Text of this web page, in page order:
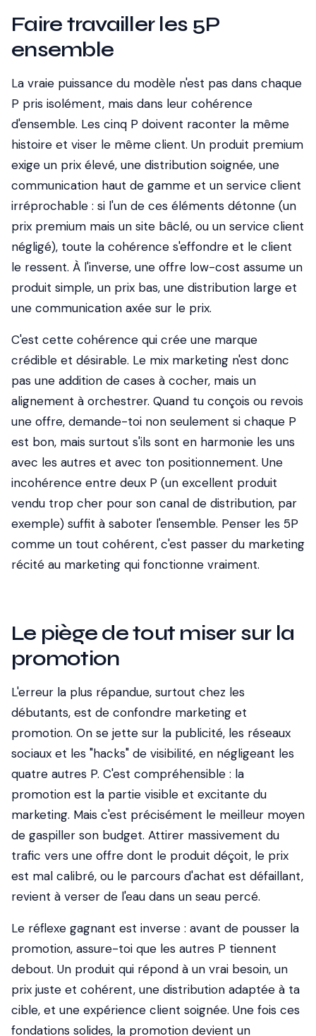
Faire travailler les 5P
ensemble
La vraie puissance du modèle n'est pas dans chaque
P pris isolément, mais dans leur cohérence
d'ensemble. Les cinq P doivent raconter la même
histoire et viser le même client. Un produit premium
exige un prix élevé, une distribution soignée, une
communication haut de gamme et un service client
irréprochable : si l'un de ces éléments détonne (un
prix premium mais un site bâclé, ou un service client
négligé), toute la cohérence s'effondre et le client
le ressent. À l'inverse, une offre low-cost assume un
produit simple, un prix bas, une distribution large et
une communication axée sur le prix.
C'est cette cohérence qui crée une marque
crédible et désirable. Le mix marketing n'est donc
pas une addition de cases à cocher, mais un
alignement à orchestrer. Quand tu conçois ou revois
une offre, demande-toi non seulement si chaque P
est bon, mais surtout s'ils sont en harmonie les uns
avec les autres et avec ton positionnement. Une
incohérence entre deux P (un excellent produit
vendu trop cher pour son canal de distribution, par
exemple) suffit à saboter l'ensemble. Penser les 5P
comme un tout cohérent, c'est passer du marketing
récité au marketing qui fonctionne vraiment.
Le piège de tout miser sur la
promotion
L'erreur la plus répandue, surtout chez les
débutants, est de confondre marketing et
promotion. On se jette sur la publicité, les réseaux
sociaux et les "hacks" de visibilité, en négligeant les
quatre autres P. C'est compréhensible : la
promotion est la partie visible et excitante du
marketing. Mais c'est précisément le meilleur moyen
de gaspiller son budget. Attirer massivement du
trafic vers une offre dont le produit déçoit, le prix
est mal calibré, ou le parcours d'achat est défaillant,
revient à verser de l'eau dans un seau percé.
Le réflexe gagnant est inverse : avant de pousser la
promotion, assure-toi que les autres P tiennent
debout. Un produit qui répond à un vrai besoin, un
prix juste et cohérent, une distribution adaptée à ta
cible, et une expérience client soignée. Une fois ces
fondations solides, la promotion devient un